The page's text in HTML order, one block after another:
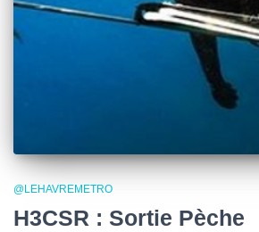
@LEHAVREMETRO
H3CSR : Sortie Pèche